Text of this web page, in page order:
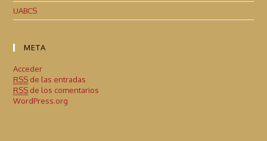
UABCS
META
Acceder
RSS de las entradas
RSS de los comentarios
WordPress.org